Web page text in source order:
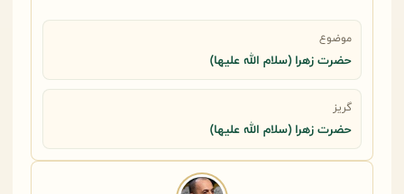
موضوع
حضرت زهرا (سلام الله علیها)
گریز
حضرت زهرا (سلام الله علیها)